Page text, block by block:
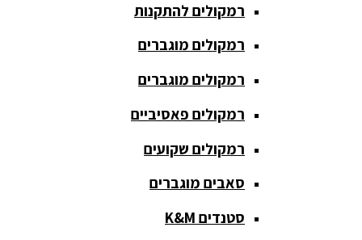
מדונה
אלחוטית
מיקסר
מוגברים
מיקרופון
רמקולים להתקנות
רמקולים מוגברים
רמקולים מוגברים
רמקולים פאסיביים
רמקולים שקועים
סאבים מוגברים
סטנדים K&M